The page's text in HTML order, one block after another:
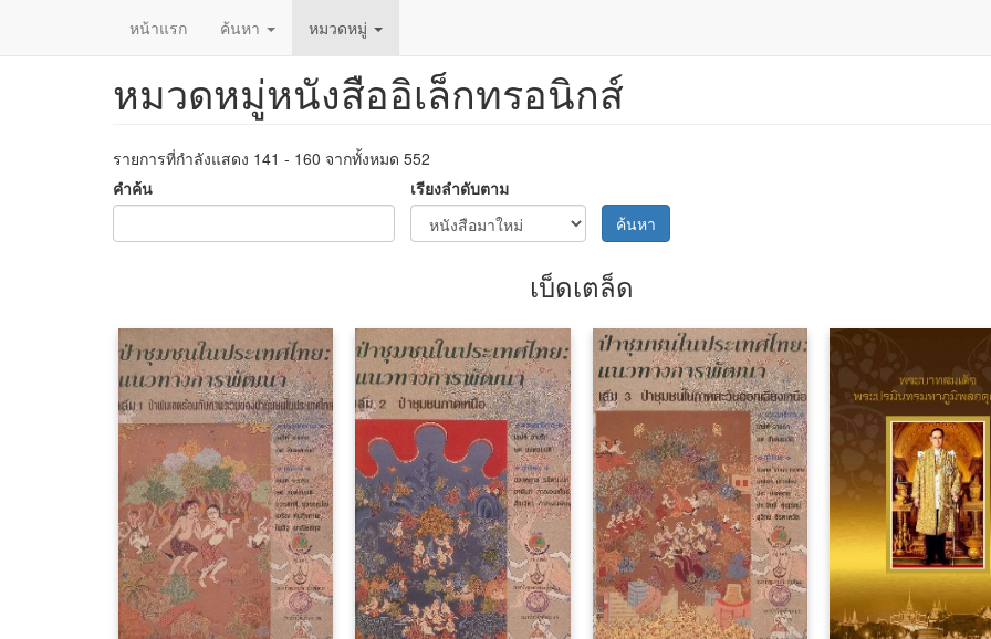
หน้าแรก ค้นหา หมวดหมู่
หมวดหมู่หนังสืออิเล็กทรอนิกส์
รายการที่กำลังแสดง 141 - 160 จากทั้งหมด 552
คำค้น
เรียงลำดับตาม
ค้นหา
เบ็ดเตล็ด